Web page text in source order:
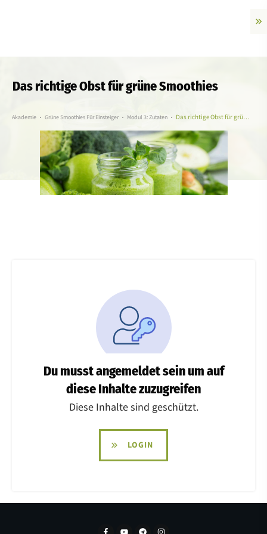
Das richtige Obst für grüne Smoothies
Akademie Grüne Smoothies Für Einsteiger Modul 3: Zutaten Das richtige Obst für grüne Smoothies
Du musst angemeldet sein um auf
diese Inhalte zuzugreifen
Diese Inhalte sind geschützt.
LOGIN